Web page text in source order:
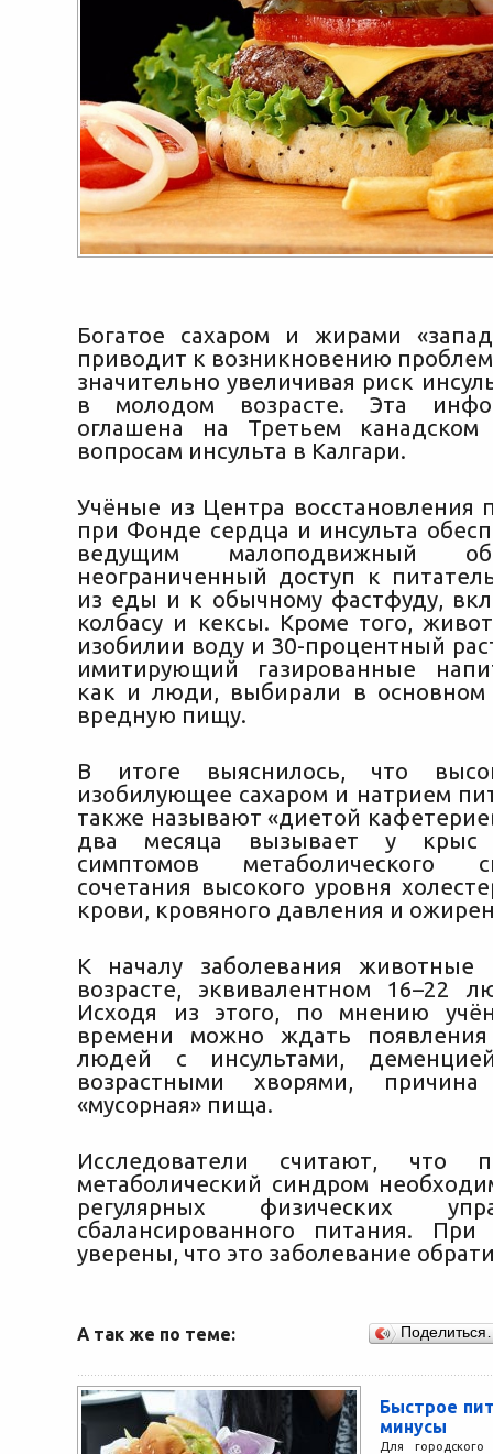
Богатое сахаром и жирами
приводит к возникновению
значительно увеличивая риск
в молодом возрасте. Эта
оглашена на Третьем канадском
вопросам инсульта в Калгари.
Учёные из Центра восстановления
при Фонде сердца и инсульта
ведущим малоподвижный
неограниченный доступ к
из еды и к обычному фастфуду,
колбасу и кексы. Кроме того,
изобилии воду и 30-процентный
имитирующий газированные
как и люди, выбирали в основном
вредную пищу.
В итоге выяснилось, что
изобилующее сахаром и натрием
также называют «диетой
два месяца вызывает у крыс
симптомов
сочетания высокого уровня
крови, кровяного давления и
К началу заболевания животные
возрасте, эквивалентном 16–22
Исходя из этого, по мнению
времени можно ждать появления
людей с инсультами,
возрастными хворями,
«мусорная» пища.
Исследователи считают, что
метаболический синдром
регулярных физических
сбалансированного питания.
уверены, что это заболевание
А так же по теме:
Быстрое
минусы
Для